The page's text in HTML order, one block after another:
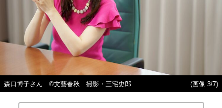
森口博子さん ©文藝春秋 撮影・三宅史郎 (画像 3/7)